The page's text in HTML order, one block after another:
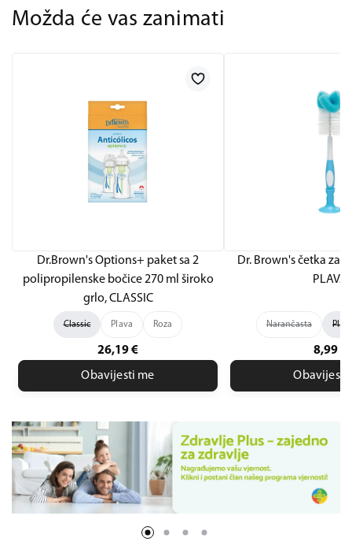
Možda će vas zanimati
Dr.Brown's Options+ paket sa 2
polipropilenske bočice 270 ml široko
grlo, CLASSIC
Classic Plava Roza
26,19€
Obavijesti me
Dr. Brown's četka za
PLAVA
Narančasta
8,99
Obavijesti